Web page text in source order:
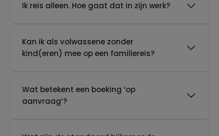
​Ik reis alleen. Hoe gaat dat in zijn werk?
Kan ik als volwassene zonder
kind(eren) mee op een familiereis?
Wat betekent een boeking ‘op
aanvraag’?